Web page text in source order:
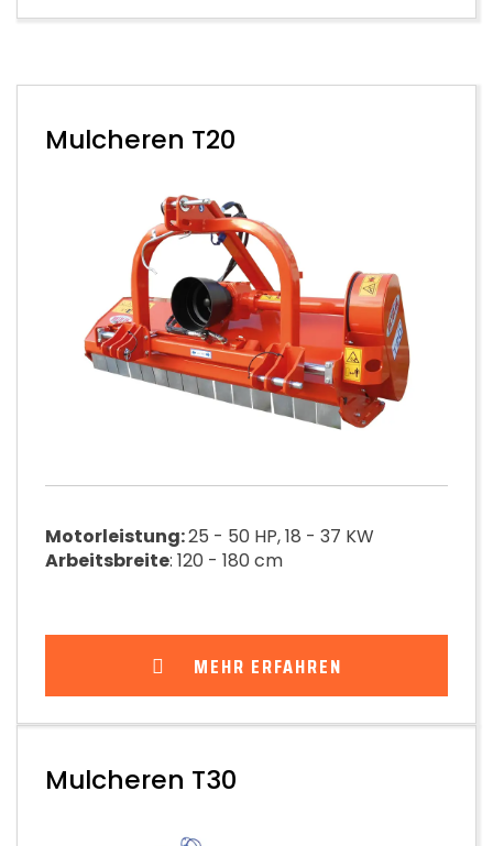
Mulcheren T20
Motorleistung:25 - 50 HP, 18 - 37 KW
Arbeitsbreite: 120 - 180 cm
MEHR ERFAHREN
Mulcheren T30